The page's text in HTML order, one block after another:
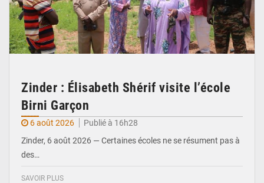
Zinder : Élisabeth Shérif visite l’école
Birni Garçon
6 août 2026
Publié à 16h28
Zinder, 6 août 2026 — Certaines écoles ne se résument pas à
des…
SAVOIR PLUS